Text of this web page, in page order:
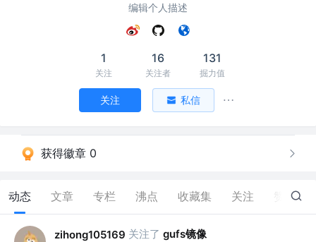
编辑个人描述
1
关注
16
关注者
131
掘力值
关注 私信
获得徽章 0
动态 文章 专栏 沸点 收藏集 关注 0
zihong105169 关注了 gufs镜像